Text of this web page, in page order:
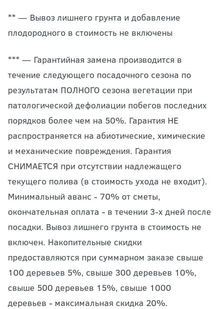
** — Вывоз лишнего грунта и добавление
плодородного в стоимость не включены
*** — Гарантийная замена производится в
течение следующего посадочного сезона по
результатам ПОЛНОГО сезона вегетации при
патологической дефолиации побегов последних
порядков более чем на 50%. Гарантия НЕ
распространяется на абиотические, химические
и механические повреждения. Гарантия
СНИМАЕТСЯ при отсутствии надлежащего
текущего полива (в стоимость ухода не входит).
Минимальный аванс - 70% от сметы,
окончательная оплата - в течении 3-х дней после
посадки. Вывоз лишнего грунта в стоимость не
включен. Накопительные скидки
предоставляются при суммарном заказе свыше
100 деревьев 5%, свыше 300 деревьев 10%,
свыше 500 деревьев 15%, свыше 1000
деревьев - максимальная скидка 20%.